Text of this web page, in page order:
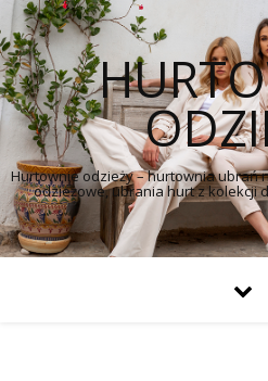
Hurtownie odzieży – hurtownia ubrań
odzieżowe, ubrania hurt z kolekcji